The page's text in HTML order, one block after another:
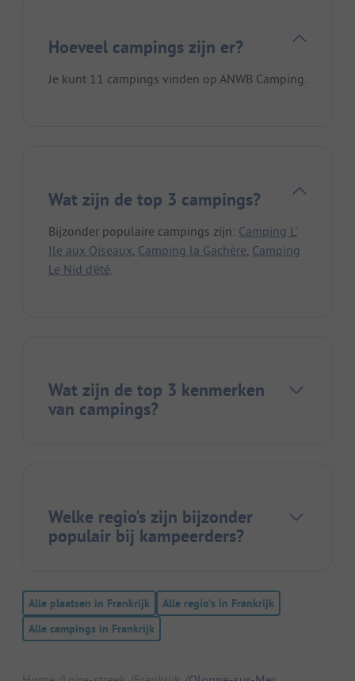
Hoeveel campings zijn er?
Je kunt 11 campings vinden op ANWB Camping.
Wat zijn de top 3 campings?
Bijzonder populaire campings zijn: Camping L'
Ile aux Oiseaux, Camping la Gachère, Camping
Le Nid d'été.
Wat zijn de top 3 kenmerken
van campings?
Welke regio's zijn bijzonder
populair bij kampeerders?
Alle plaatsen in Frankrijk
Alle regio's in Frankrijk
Alle campings in Frankrijk